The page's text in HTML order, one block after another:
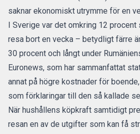
saknar ekonomiskt utrymme för en
I Sverige var det omkring 12 procent
resa bort en vecka – betydligt färre
30 procent och långt under
Euronews, som har sammanfattat
annat på högre kostnader för
som förklaringar till den så kallade
När hushållens köpkraft samtidigt
resan en av de utgifter som kan få